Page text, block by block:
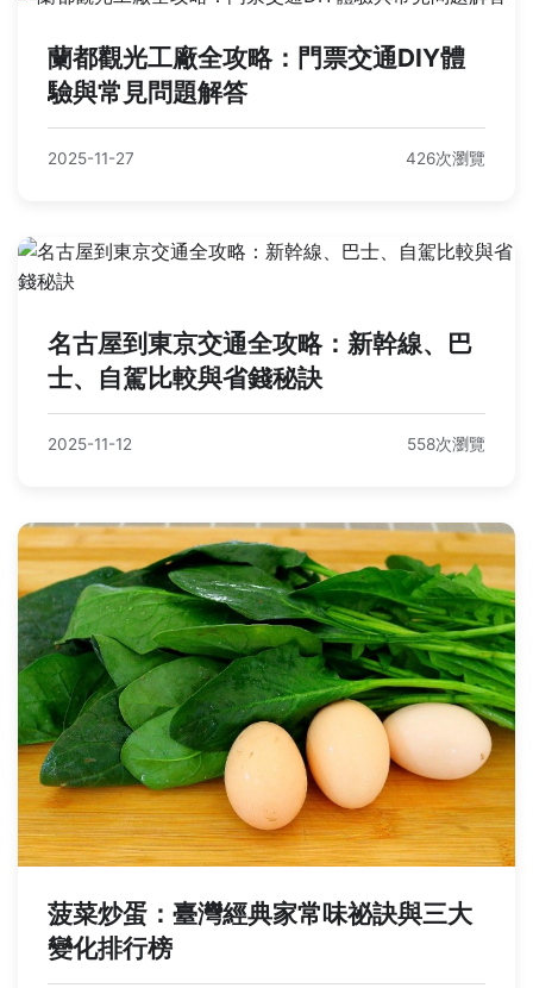
蘭都觀光工廠全攻略：門票交通DIY體
驗與常見問題解答
2025-11-27 426次瀏覽
名古屋到東京交通全攻略：新幹線、巴
士、自駕比較與省錢秘訣
2025-11-12 558次瀏覽
菠菜炒蛋：臺灣經典家常味祕訣與三大
變化排行榜